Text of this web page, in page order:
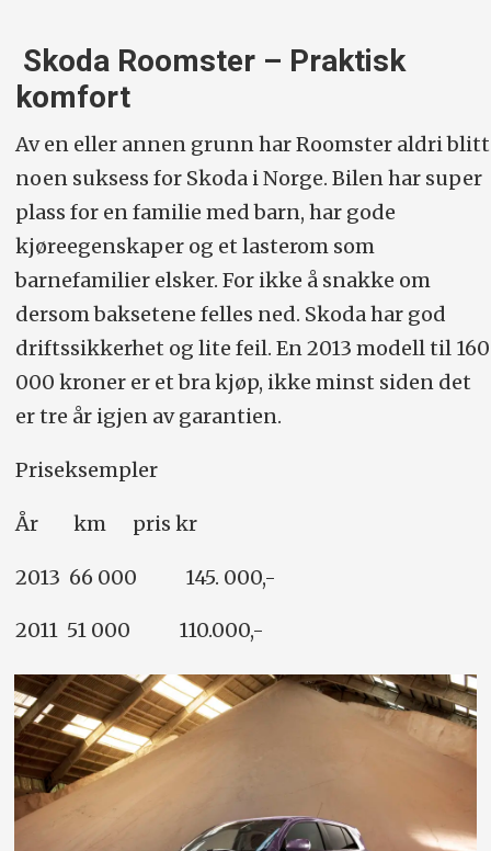
Skoda Roomster – Praktisk
komfort
Av en eller annen grunn har Roomster aldri blitt
noen suksess for Skoda i Norge. Bilen har super
plass for en familie med barn, har gode
kjøreegenskaper og et lasterom som
barnefamilier elsker. For ikke å snakke om
dersom baksetene felles ned. Skoda har god
driftssikkerhet og lite feil. En 2013 modell til 160
000 kroner er et bra kjøp, ikke minst siden det
er tre år igjen av garantien.
Priseksempler
År km pris kr
2013 66 000 145. 000,-
2011 51 000 110.000,-